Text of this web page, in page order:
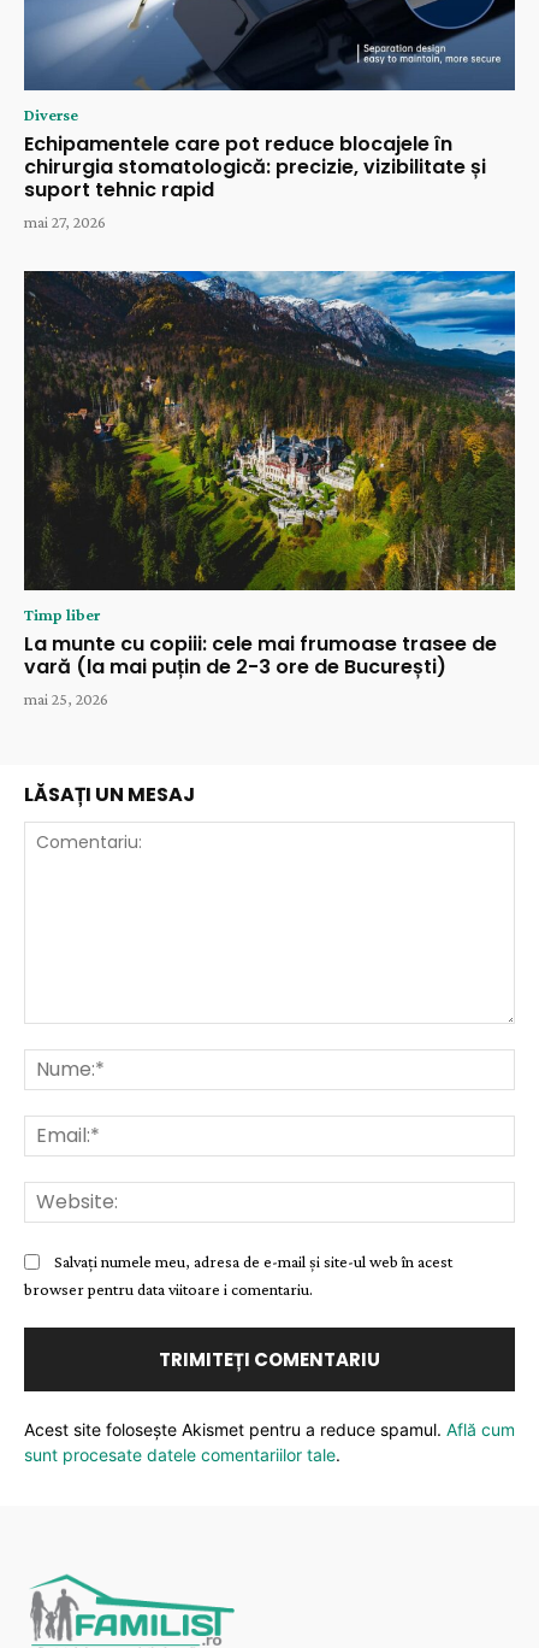
Diverse
Echipamentele care pot reduce blocajele în
chirurgia stomatologică: precizie, vizibilitate și
suport tehnic rapid
mai 27, 2026
Timp liber
La munte cu copiii: cele mai frumoase trasee de
vară (la mai puțin de 2-3 ore de București)
mai 25, 2026
LĂSAȚI UN MESAJ
Salvați numele meu, adresa de e-mail și site-ul web în acest
browser pentru data viitoare i comentariu.
Acest site folosește Akismet pentru a reduce spamul. Află cum
sunt procesate datele comentariilor tale.